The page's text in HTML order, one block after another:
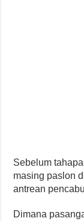
Sebelum
masing paslon
antrean
Dimana